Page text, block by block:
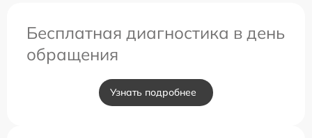
Бесплатная диагностика в день
обращения
Узнать подробнее